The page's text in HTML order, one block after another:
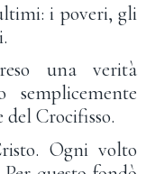
i poveri, gli
una verità
del Crocifisso.
Ogni volto